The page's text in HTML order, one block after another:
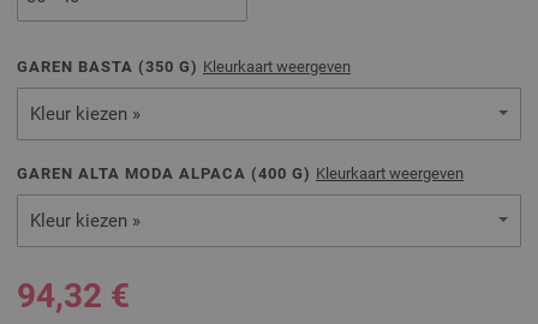
GAREN BASTA (350 G) Kleurkaart weergeven
Kleur kiezen »
GAREN ALTA MODA ALPACA (400 G) Kleurkaart weergeven
Kleur kiezen »
94,32 €